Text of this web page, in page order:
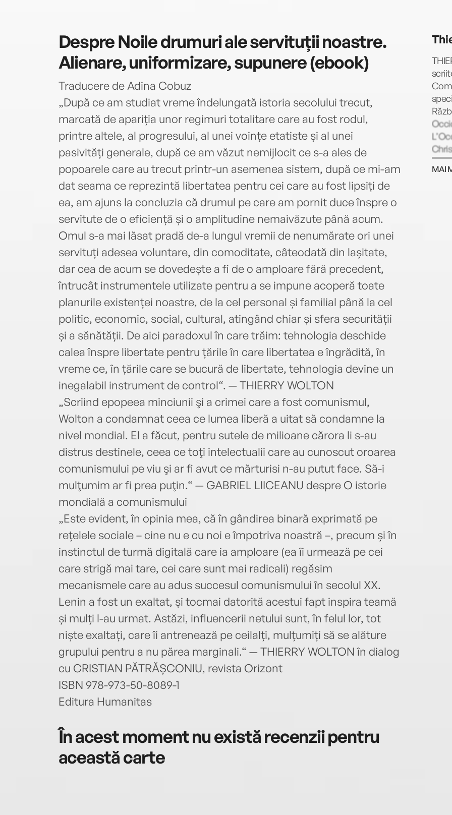
DespreNoile drumuri ale servituții noastre.
Alienare, uniformizare, supunere (ebook)
Traducere de Adina Cobuz
„După ce am studiat vreme îndelungată istoria secolului trecut,
marcată de apariția unor regimuri totalitare care au fost rodul,
printre altele, al progresului, al unei voințe etatiste și al unei
pasivități generale, după ce am văzut nemijlocit ce s-a ales de
popoarele care au trecut printr-un asemenea sistem, după ce mi-am
dat seama ce reprezintă libertatea pentru cei care au fost lipsiți de
ea, am ajuns la concluzia că drumul pe care am pornit duce înspre o
servitute de o eficiență și o amplitudine nemaivăzute până acum.
Omul s-a mai lăsat pradă de-a lungul vremii de nenumărate ori unei
servituți adesea voluntare, din comoditate, câteodată din lașitate,
dar cea de acum se dovedește a fi de o amploare fără precedent,
întrucât instrumentele utilizate pentru a se impune acoperă toate
planurile existenței noastre, de la cel personal și familial până la cel
politic, economic, social, cultural, atingând chiar și sfera securității
și a sănătății. De aici paradoxul în care trăim: tehnologia deschide
calea înspre libertate pentru țările în care libertatea e îngrădită, în
vreme ce, în țările care se bucură de libertate, tehnologia devine un
inegalabil instrument de control“. — THIERRY WOLTON
„Scriind epopeea minciunii şi a crimei care a fost comunismul,
Wolton a condamnat ceea ce lumea liberă a uitat să condamne la
nivel mondial. El a făcut, pentru sutele de milioane cărora li s-au
distrus destinele, ceea ce toţi intelectualii care au cunoscut oroarea
comunismului pe viu şi ar fi avut ce mărturisi n-au putut face. Să-i
mulţumim ar fi prea puţin.“ — GABRIEL LIICEANU despre O istorie
mondială a comunismului
„Este evident, în opinia mea, că în gândirea binară exprimată pe
rețelele sociale – cine nu e cu noi e împotriva noastră –, precum și în
instinctul de turmă digitală care ia amploare (ea îi urmează pe cei
care strigă mai tare, cei care sunt mai radicali) regăsim
mecanismele care au adus succesul comunismului în secolul XX.
Lenin a fost un exaltat, și tocmai datorită acestui fapt inspira teamă
și mulți l-au urmat. Astăzi, influencerii netului sunt, în felul lor, tot
niște exaltați, care îi antrenează pe ceilalți, mulțumiți să se alăture
grupului pentru a nu părea marginali.“ — THIERRY WOLTON în dialog
cu CRISTIAN PĂTRĂȘCONIU, revista Orizont
ISBN 978-973-50-8089-1
Editura Humanitas
În acest moment nu există recenzii pentru
această carte
MAI